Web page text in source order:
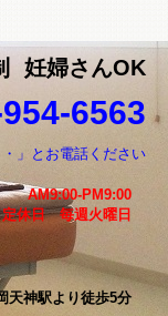
妊婦さんOK
6563
」とお電話ください
AM9:00-PM9:00
定休日 毎週火曜日
天神駅より徒歩5分